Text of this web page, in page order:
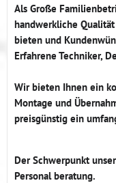
Als Große
handwerkliche
bieten und
Erfahrene Techniker,
Wir bieten Ihnen ein
Montage und
preisgünstig ein
Der Schwerpunkt
Personal beratung.